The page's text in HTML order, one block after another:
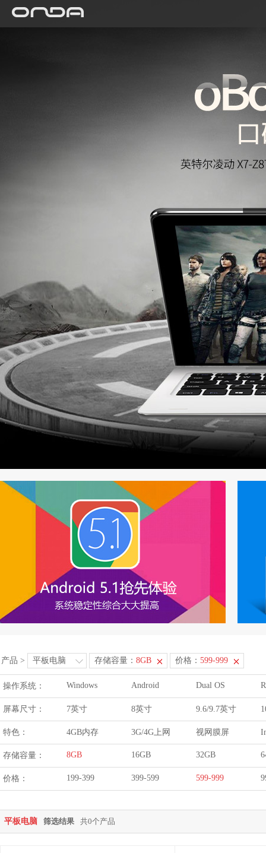
产品 > 平板电脑 存储容量： 8GB 价格： 599-999
操作系统： Windows Android Dual OS
屏幕尺寸： 7英寸 8英寸 9.6/9.7英寸
特色： 4GB内存 3G/4G上网 视网膜屏
存储容量： 8GB 16GB 32GB
价格： 199-399 399-599 599-999
平板电脑 筛选结果 共0个产品